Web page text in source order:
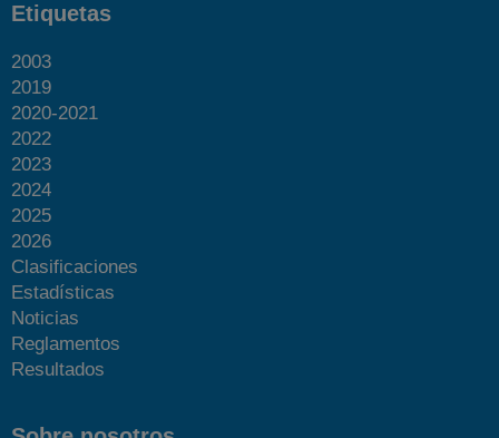
Etiquetas
2003
2019
2020-2021
2022
2023
2024
2025
2026
Clasificaciones
Estadísticas
Noticias
Reglamentos
Resultados